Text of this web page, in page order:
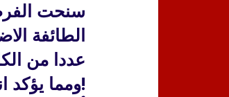
سنحت
الطائفة
عددا من